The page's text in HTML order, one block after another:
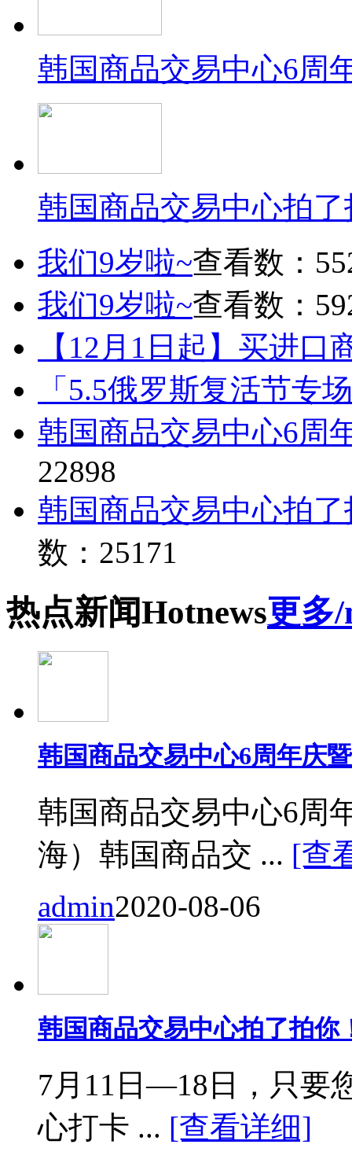
韩国商品交易中心6周
韩国商品交易中心拍
我们9岁啦~查看数：
我们9岁啦~查看数：
【12月1日起】买进口
「5.5俄罗斯复活节专
韩国商品交易中心6周
22898
韩国商品交易中心拍
数：25171
热点新闻Hotnews更多
韩国商品交易中心6周年庆
韩国商品交易中心6周
海）韩国商品交 ... [查
admin2020-08-06
韩国商品交易中心拍了拍你
7月11日—18日，只要
心打卡 ... [查看详细]